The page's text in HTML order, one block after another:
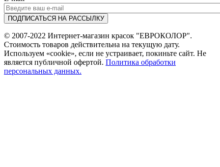
© 2007-2022 Интернет-магазин красок "ЕВРОКОЛОР".
Стоимость товаров действительна на текущую дату.
Используем «cookie», если не устраивает, покиньте сайт. Не
является публичной офертой. Политика обработки
персональных данных.